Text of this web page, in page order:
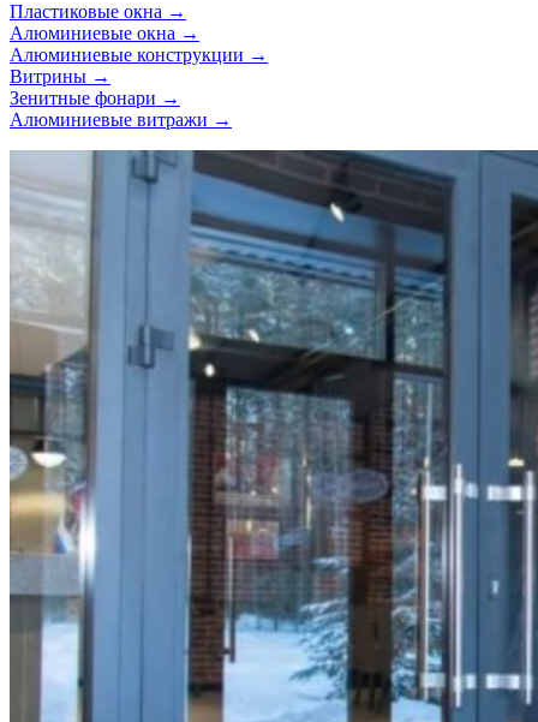
Пластиковые окна →
Алюминиевые окна →
Алюминиевые конструкции →
Витрины →
Зенитные фонари →
Алюминиевые витражи →